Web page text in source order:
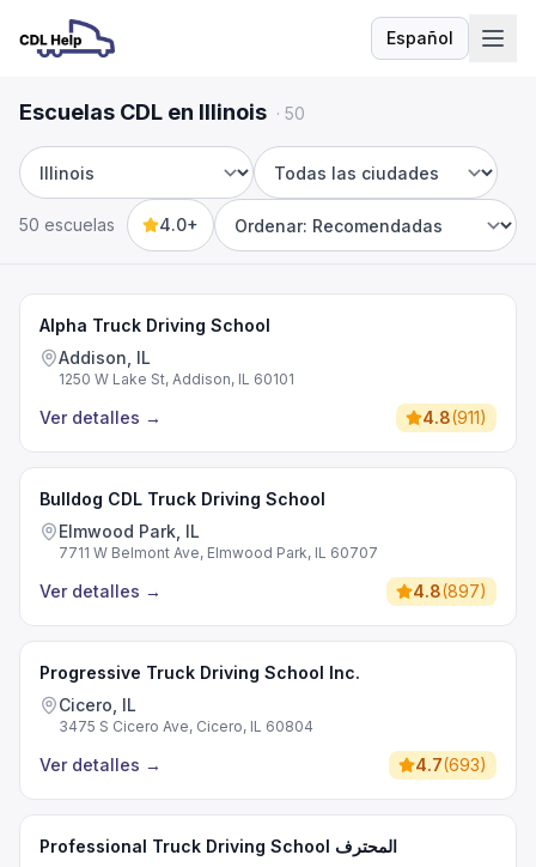
Español
Idioma
Escuelas CDL en Illinois · 50
Estado Ciudad
50 escuelas 4.0+
Sort by
Alpha Truck Driving School
Addison, IL
1250 W Lake St, Addison, IL 60101
Ver detalles → 4.8(911)
Bulldog CDL Truck Driving School
Elmwood Park, IL
7711 W Belmont Ave, Elmwood Park, IL 60707
Ver detalles → 4.8(897)
Progressive Truck Driving School Inc.
Cicero, IL
3475 S Cicero Ave, Cicero, IL 60804
Ver detalles → 4.7(693)
Professional Truck Driving School المحترف